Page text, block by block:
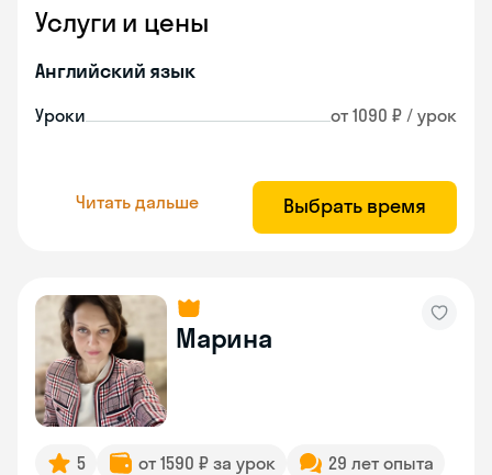
Услуги и цены
Английский язык
Уроки от 1090 ₽ / урок
Читать дальше Выбрать время
Марина
5 от 1590 ₽ за урок
29 лет опыта